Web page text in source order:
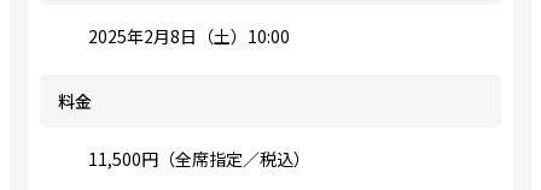
2025年2月8日（土）10:00
料金
11,500円（全席指定／税込）